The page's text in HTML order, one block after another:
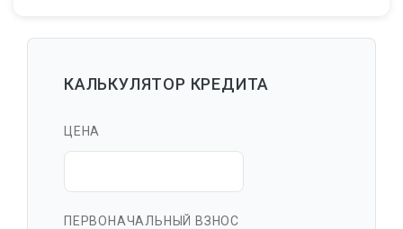
КАЛЬКУЛЯТОР КРЕДИТА
ЦЕНА
ПЕРВОНАЧАЛЬНЫЙ ВЗНОС